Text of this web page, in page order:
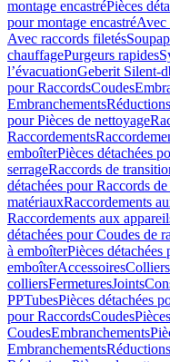
montage encastréPièces
pour montage encastréAvec
Avec raccords filetés
chauffagePurgeurs rapides
l’évacuationGeberit Silent-
pour RaccordsCoudes
EmbranchementsRéductions
pour Pièces de nettoyage
Raccordements
emboîterPièces détachées
serrageRaccords de
détachées pour Raccords
matériauxRaccordements
Raccordements aux
détachées pour Coudes de
à emboîterPièces
emboîterAccessoiresColliers
colliersFermeturesJoints
PPTubesPièces détachées
pour RaccordsCoudes
CoudesEmbranchements
EmbranchementsRéductions